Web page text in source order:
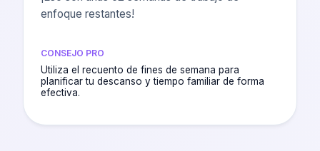
enfoque restantes!
CONSEJO PRO
Utiliza el recuento de fines de semana para
planificar tu descanso y tiempo familiar de forma
efectiva.